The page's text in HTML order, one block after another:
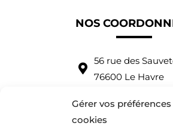
Gérer vos
cookies
NOS
56 rue des
76600 Le Havre
Tel : +33 (0)7 83 39